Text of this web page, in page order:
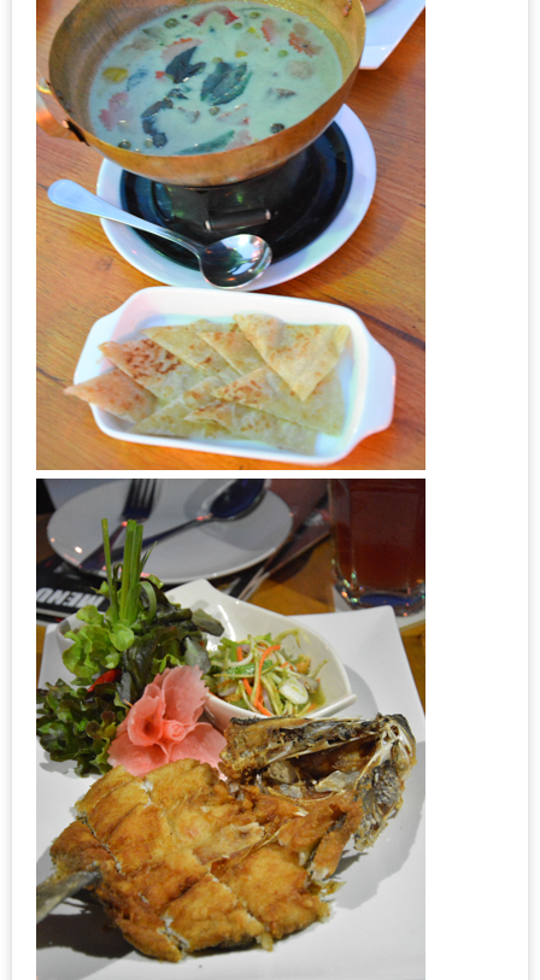
แห่ง
ชาติ
2557
ร้าน
หมู
กระทะ
ทั่ว
เชียงใหม่
TOP30
ราคา
ไม่
เกิน
200
บาท
รีวิว
ดี
กับ
วงใน
แจก
ฟรี
LINE
GIFTCODE!
ลายแทง
ความ
อร่อย
ทั่ว
เชียงใหม่